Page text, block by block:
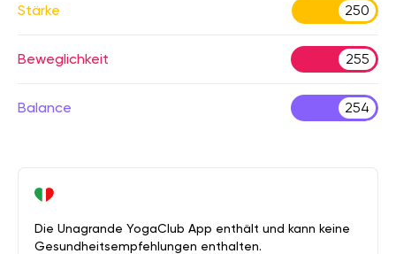
Stärke 250
Beweglichkeit 255
Balance 254
Die Unagrande YogaClub App enthält und kann keine
Gesundheitsempfehlungen enthalten.